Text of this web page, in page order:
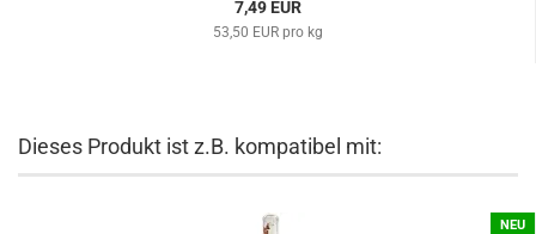
7,49 EUR
53,50 EUR pro kg
Dieses Produkt ist z.B. kompatibel mit:
NEU